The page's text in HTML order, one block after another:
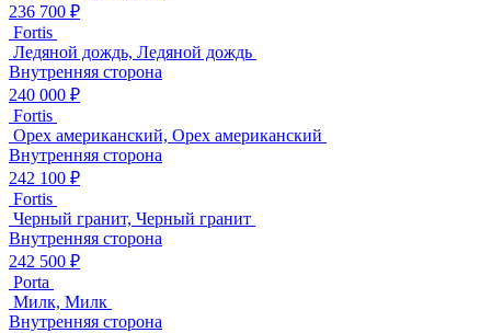
236 700 ₽
Fortis
Ледяной дождь, Ледяной дождь
Внутренняя сторона
240 000 ₽
Fortis
Орех американский, Орех американский
Внутренняя сторона
242 100 ₽
Fortis
Черный гранит, Черный гранит
Внутренняя сторона
242 500 ₽
Porta
Милк, Милк
Внутренняя сторона